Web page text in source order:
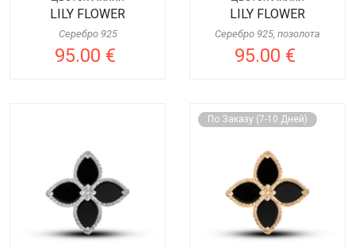
LILY FLOWER
Серебро 925
95.00 €
LILY FLOWER
Серебро 925, позолота
95.00 €
По Заказу (7-10 Дней)